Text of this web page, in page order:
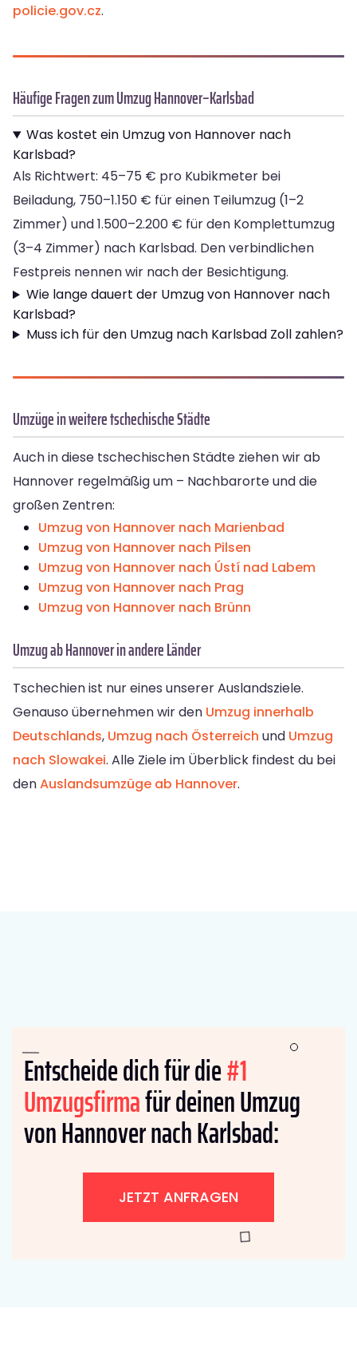
policie.gov.cz.
Häufige Fragen zum Umzug Hannover–Karlsbad
Was kostet ein Umzug von Hannover nach
Karlsbad?
Als Richtwert: 45–75 € pro Kubikmeter bei
Beiladung, 750–1.150 € für einen Teilumzug (1–2
Zimmer) und 1.500–2.200 € für den Komplettumzug
(3–4 Zimmer) nach Karlsbad. Den verbindlichen
Festpreis nennen wir nach der Besichtigung.
Wie lange dauert der Umzug von Hannover nach
Karlsbad?
Muss ich für den Umzug nach Karlsbad Zoll zahlen?
Umzüge in weitere tschechische Städte
Auch in diese tschechischen Städte ziehen wir ab
Hannover regelmäßig um – Nachbarorte und die
großen Zentren:
Umzug von Hannover nach Marienbad
Umzug von Hannover nach Pilsen
Umzug von Hannover nach Ústí nad Labem
Umzug von Hannover nach Prag
Umzug von Hannover nach Brünn
Umzug ab Hannover in andere Länder
Tschechien ist nur eines unserer Auslandsziele.
Genauso übernehmen wir den Umzug innerhalb
Deutschlands, Umzug nach Österreich und Umzug
nach Slowakei. Alle Ziele im Überblick findest du bei
denAuslandsumzüge ab Hannover.
Entscheide dich für die#1
Umzugsfirmafür deinen Umzug
von Hannover nach Karlsbad:
JETZT ANFRAGEN